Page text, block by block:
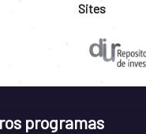
Sites
programas